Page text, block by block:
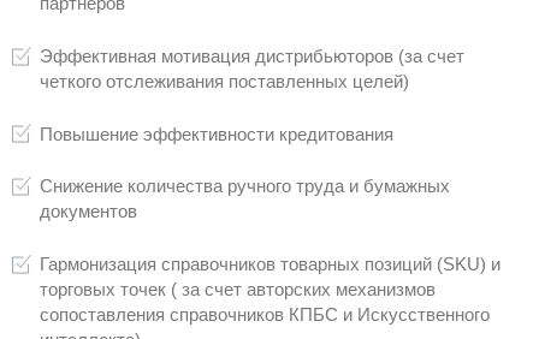
Маппинг данных
В случае если, например, уникальные
(SKU) у дистрибьютора и Заказчика
Мультисвязь имеет функционал
позволяет менеджерам по работе с
сопоставить уникальный код товарной
дистрибьютора и Заказчика, используя